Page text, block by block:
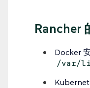
Rancher
Docker
/var/